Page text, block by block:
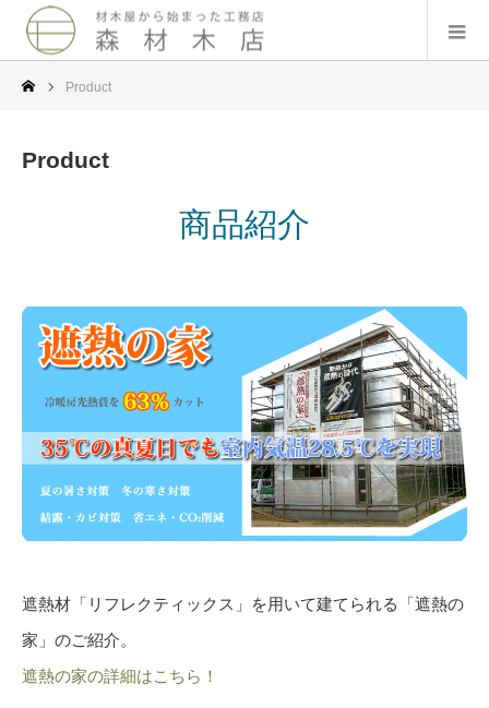
Product
Product
商品紹介
遮熱材「リフレクティックス」を用いて建てられる「遮熱の
家」のご紹介。
遮熱の家の詳細はこちら！